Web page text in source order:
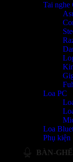
Tai nghe
Loa PC
Loa
Phụ kiện
BÀN-